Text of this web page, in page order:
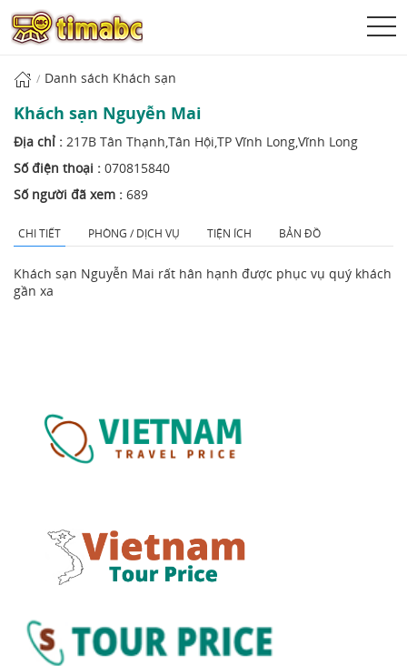
Danh sách Khách sạn
Khách sạn Nguyễn Mai
Địa chỉ : 217B Tân Thạnh,Tân Hội,TP Vĩnh Long,Vĩnh Long
Số điện thoại : 070815840
Số người đã xem : 689
CHI TIẾT PHÒNG / DỊCH VỤ TIỆN ÍCH BẢN ĐỒ
Khách sạn Nguyễn Mai rất hân hạnh được phục vụ quý khách
gần xa